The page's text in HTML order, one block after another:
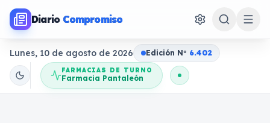
Diario Compromiso
Lunes, 10 de agosto de 2026 Edición No 6.402
FARMACIAS DE TURNO
Farmacia Pantaleón